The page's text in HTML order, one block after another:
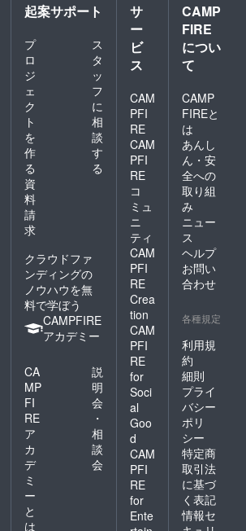
起案サポート
プ
ロ
ジ
ェ
ク
ト
を
作
る
ス
タ
ッ
フ
に
相
談
す
る
資
料
請
求
クラウドファ
ンディングの
ノウハウを無
料で学ぼう
CAMPFIRE
アカデミー
CA
MP
FI
RE
ア
カ
デ
ミ
ー
と
は
説
明
会
・
相
談
会
サ
ー
ビ
ス
CAM
PFI
RE
CAM
PFI
RE
コ
ミュ
ニ
ティ
CAM
PFI
RE
Crea
tion
CAM
PFI
RE
for
Soci
al
Goo
d
CAM
PFI
RE
for
Ente
CAMP
FIRE
につい
て
CAMP
FIREと
は
あんし
ん・安
全への
取り組
み
ニュー
ス
ヘルプ
お問い
合わせ
各種規定
利用規
約
細則
プライ
バシー
ポリ
シー
特定商
取引法
に基づ
く表記
情報セ